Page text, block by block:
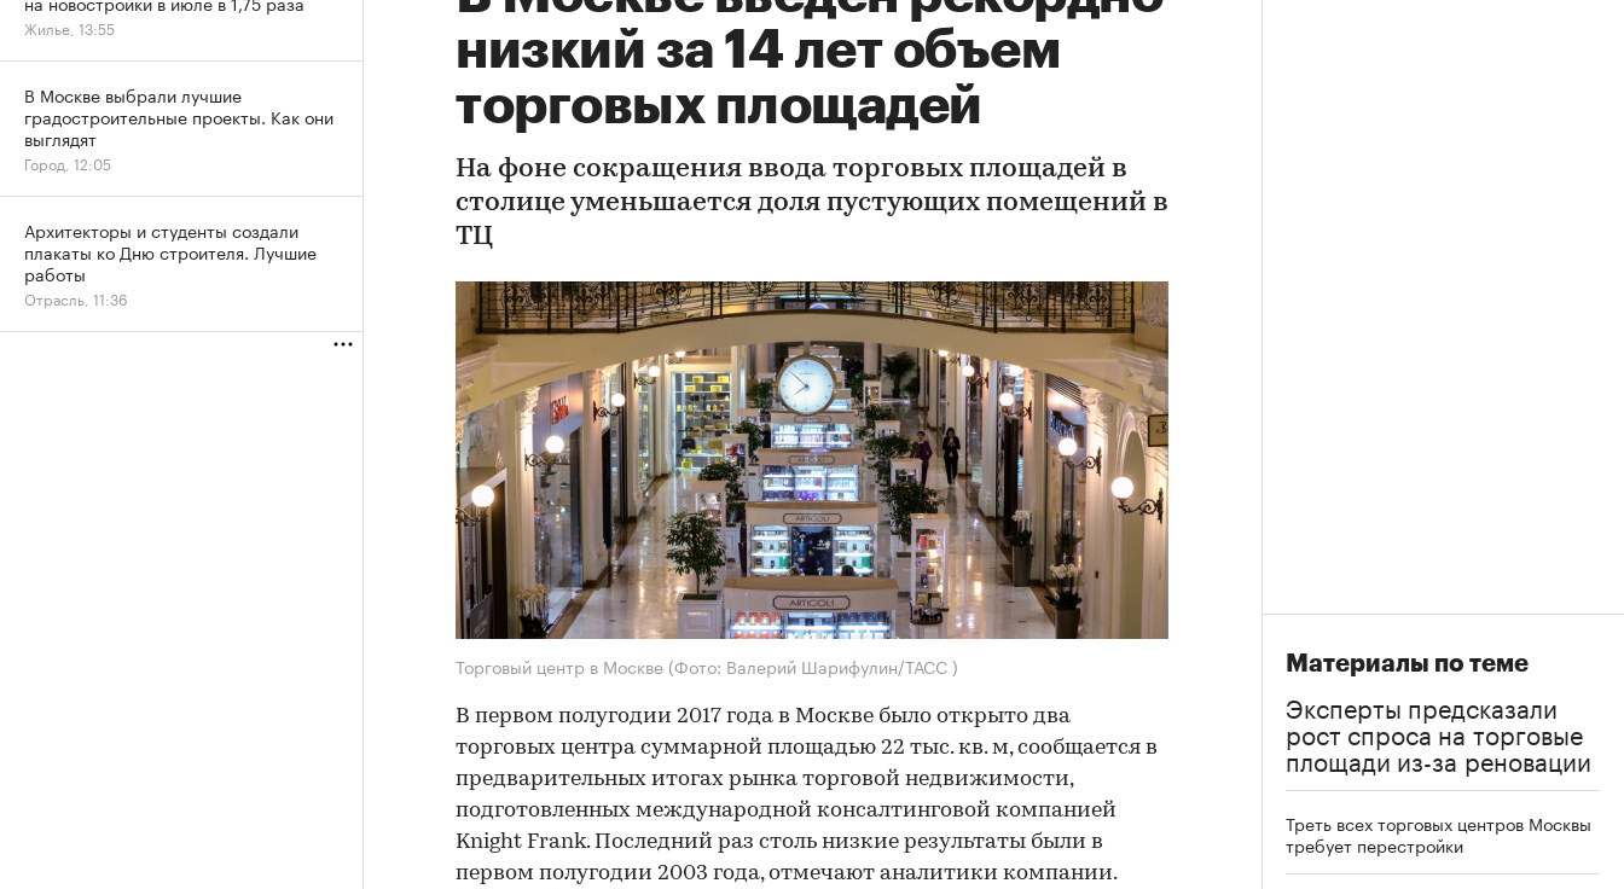
низкий за 14 лет объем
торговых площадей
На фоне сокращения ввода торговых площадей в
столице уменьшается доля пустующих помещений в
ТЦ
Торговый центр в Москве (Фото: Валерий Шарифулин/ТАСС )
В первом полугодии 2017 года в Москве было открыто два
торговых центра суммарной площадью 22 тыс. кв. м, сообщается в
предварительных итогах рынка торговой недвижимости,
подготовленных международной консалтинговой компанией
Knight Frank. Последний раз столь низкие результаты были в
первом полугодии 2003 года, отмечают аналитики компании.
Материалы по теме
Эксперты предсказали
рост спроса на торговые
площади из-за реновации
Треть всех торговых центров Москвы
требует перестройки
Жилье, 13:55
В Москве выбрали лучшие
градостроительные проекты. Как они
выглядят
Город, 12:05
Архитекторы и студенты создали
плакаты ко Дню строителя. Лучшие
работы
Отрасль, 11:36